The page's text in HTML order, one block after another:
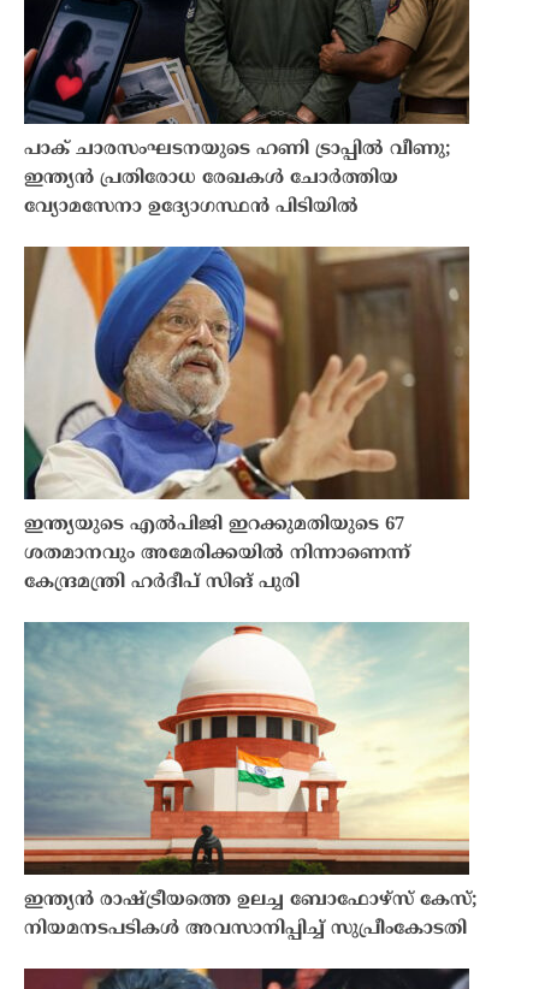
പാക് ചാരസംഘടനയുടെ ഹണി ട്രാപ്പിൽ വീണു;
ഇന്ത്യൻ പ്രതിരോധ രേഖകൾ ചോർത്തിയ
വ്യോമസേനാ ഉദ്യോഗസ്ഥൻ പിടിയിൽ
ഇന്ത്യയുടെ എൽപിജി ഇറക്കുമതിയുടെ 67
ശതമാനവും അമേരിക്കയിൽ നിന്നാണെന്ന്
കേന്ദ്രമന്ത്രി ഹർദീപ് സിങ് പുരി
ഇന്ത്യൻ രാഷ്ട്രീയത്തെ ഉലച്ച ബോഫോഴ്‌സ് കേസ്;
നിയമനടപടികൾ അവസാനിപ്പിച്ച് സുപ്രീംകോടതി